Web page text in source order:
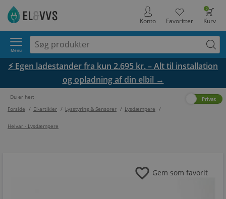
0
Kurv
Favoritter
Konto
Menu
⚡ Egen ladestander fra kun 2.695 kr. – Alt til installation
og opladning af din elbil →
Du er her:
Forside / El-artikler / Lysstyring & Sensorer / Lysdæmpere /
Helvar - Lysdæmpere
Privat
favorite Gem som favorit